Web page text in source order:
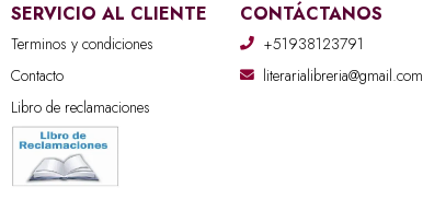
SERVICIO AL CLIENTE
Terminos y condiciones
Contacto
Libro de reclamaciones
CONTÁCTANOS
+51938123791
literarialibreria@gmail.com